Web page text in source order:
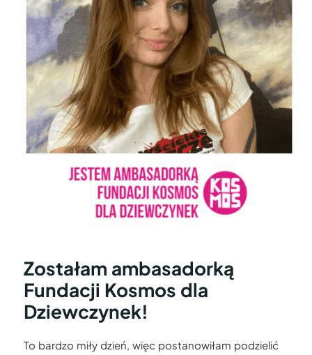
Zostałam ambasadorką
Fundacji Kosmos dla
Dziewczynek!
To bardzo miły dzień, więc postanowiłam podzielić